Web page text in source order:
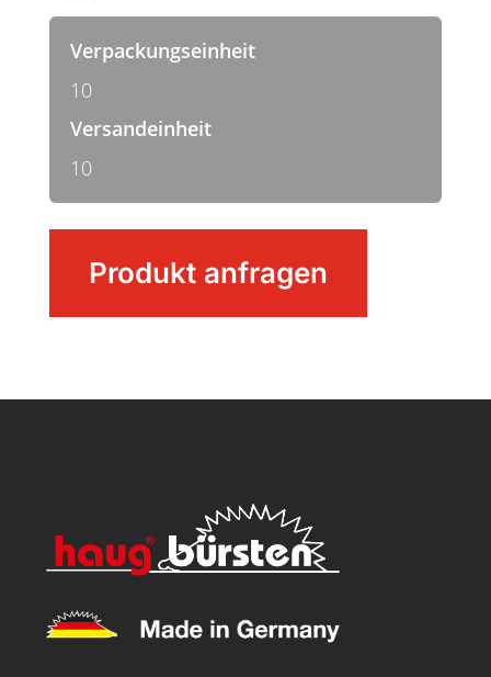
MengeProdukt anfragen
Verpackungseinheit
10
Versandeinheit
10